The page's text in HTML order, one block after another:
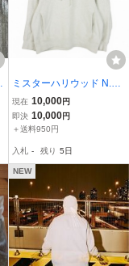
ミスターハリウッド N.H
OOLYWOOD × チャンピ
オン Champion 24AW リ
バースウィーブ HOODED
パーカ S ホワイト 白 C8-
A
現在 10,000円
即決 10,000円
＋送料950円
入札 - 残り 5日
NEW